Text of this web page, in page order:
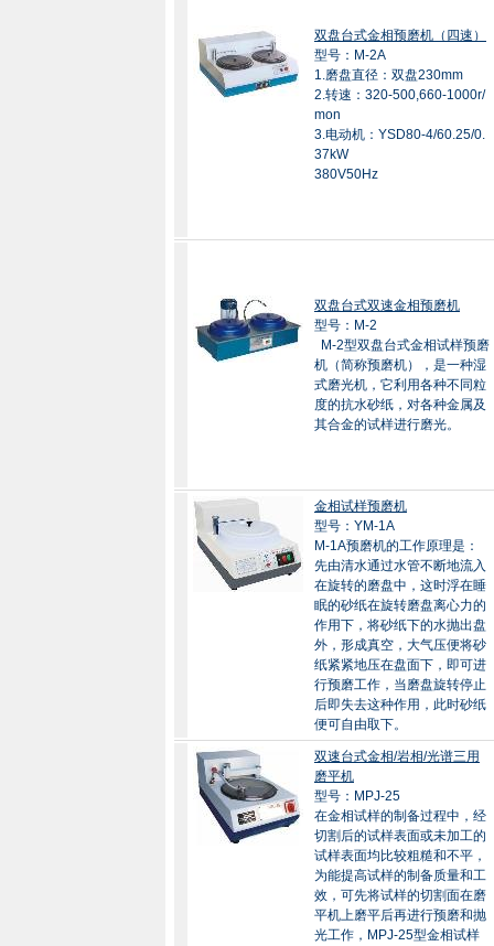
双盘台式金相预磨机（四速）
型号：M-2A
1.磨盘直径：双盘230mm
2.转速：320-500,660-1000r/
mon
3.电动机：YSD80-4/60.25/0.
37kW
380V50Hz
双盘台式双速金相预磨机
型号：M-2
M-2型双盘台式金相试样预磨
机（简称预磨机），是一种湿
式磨光机，它利用各种不同粒
度的抗水砂纸，对各种金属及
其合金的试样进行磨光。
金相试样预磨机
型号：YM-1A
M-1A预磨机的工作原理是：
先由清水通过水管不断地流入
在旋转的磨盘中，这时浮在睡
眠的砂纸在旋转磨盘离心力的
作用下，将砂纸下的水抛出盘
外，形成真空，大气压便将砂
纸紧紧地压在盘面下，即可进
行预磨工作，当磨盘旋转停止
后即失去这种作用，此时砂纸
便可自由取下。
双速台式金相/岩相/光谱三用
磨平机
型号：MPJ-25
在金相试样的制备过程中，经
切割后的试样表面或未加工的
试样表面均比较粗糙和不平，
为能提高试样的制备质量和工
效，可先将试样的切割面在磨
平机上磨平后再进行预磨和抛
光工作，MPJ-25型金相试样